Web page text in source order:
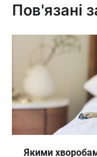
Пов'язані
Якими